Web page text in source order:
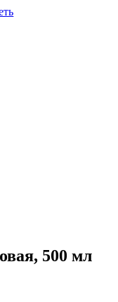
500 мл